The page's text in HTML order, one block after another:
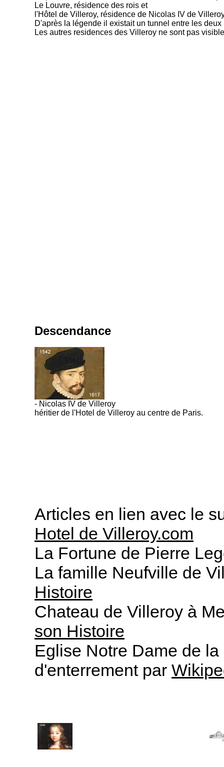
Le Louvre, résidence des rois et
l'Hôtel de Villeroy, résidence de Nicolas IV de
D'après la légende il existait un tunnel entre les deux
Les autres residences des Villeroy ne sont pas
Descendance
- Nicolas IV de Villeroy
héritier de l'Hotel de Villeroy au centre de Paris.
Articles en lien avec le
Hotel de Villeroy.com
La Fortune de Pierre
La famille Neufville de
Histoire
Chateau de Villeroy à
son Histoire
Eglise Notre Dame de
d'enterrement par